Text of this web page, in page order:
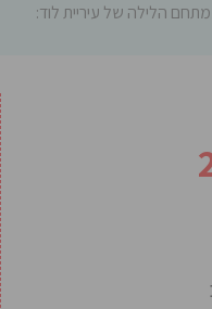
הלילה של עיריית לוד: